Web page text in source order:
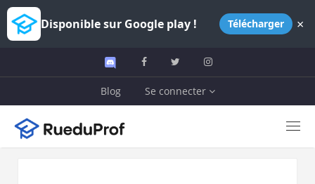
Disponible sur Google play ! Télécharger ×
Blog Se connecter